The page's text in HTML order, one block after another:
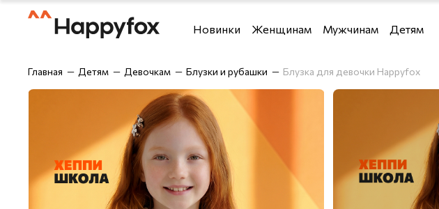
Новинки Женщинам
Футболки и топы
Костюмы
Брюки
Блузки и рубашки
Верхняя одежда
Джемперы, водолазки и кардиганы
Мужчинам
Футболки
Рубашки
Брюки
Джемперы, водолазки и кардиганы
Лонгсливы
Детям
Девочкам
Мальчикам
Главная Детям Девочкам Блузки и рубашки Блузка для девочки Happyfox